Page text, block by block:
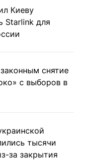
Киеву
Starlink для
снятие
с выборов в
тысячи
за закрытия